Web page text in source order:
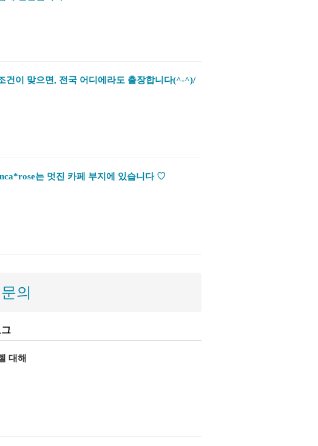
건이 맞으면, 전국 어디에라도 출장합니다(^-^)/
는 멋진 카페 부지에 있습니다 ♡
의
대해